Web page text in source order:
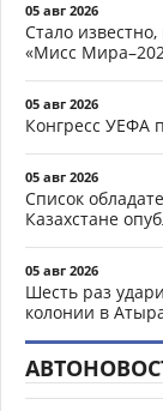
05 авг 2026
Стало
«Мисс
05 авг 2026
Конгресс УЕФА
05 авг 2026
Список
Казахстане
05 авг 2026
Шесть раз
колонии в